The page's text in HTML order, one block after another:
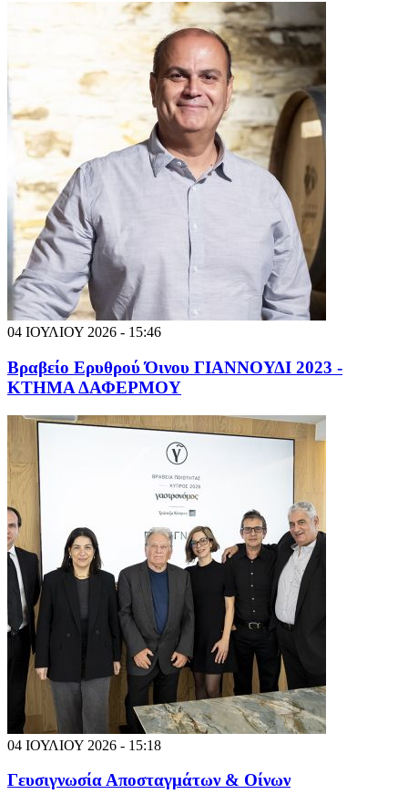
04 ΙΟΥΛΙΟΥ 2026 - 15:46
Βραβείο Ερυθρού Όινου ΓΙΑΝΝΟΥΔΙ 2023 -
ΚΤΗΜΑ ΔΑΦΕΡΜΟΥ
04 ΙΟΥΛΙΟΥ 2026 - 15:18
Γευσιγνωσία Αποσταγμάτων & Οίνων